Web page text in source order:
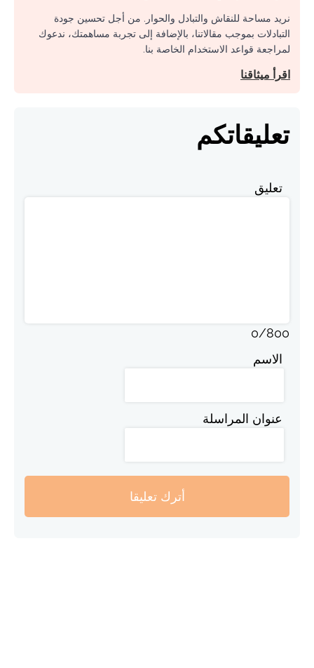
نريد مساحة للنقاش والتبادل والحوار. من أجل تحسين جودة
التبادلات بموجب مقالاتنا، بالإضافة إلى تجربة مساهمتك، ندعوك
لمراجعة قواعد الاستخدام الخاصة بنا.
اقرأ ميثاقنا
تعليقاتكم
تعليق
0/800
الاسم
عنوان المراسلة
أترك تعليقا